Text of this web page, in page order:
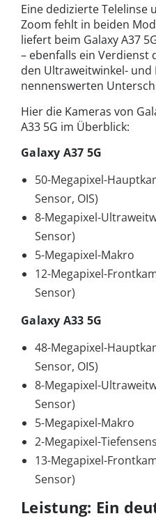
Eine dedizierte
Zoom fehlt in beiden
liefert beim Galaxy A37
– ebenfalls ein Verdienst
den Ultraweitwinkel-
nennenswerten
Hier die Kameras von
A33 5G im Überblick:
Galaxy A37 5G
50-Megapixel-
Sensor, OIS)
8-Megapixel-
Sensor)
5-Megapixel-Makro
12-Megapixel-
Sensor)
Galaxy A33 5G
48-Megapixel-
Sensor, OIS)
8-Megapixel-
Sensor)
5-Megapixel-Makro
2-Megapixel-
13-Megapixel-
Sensor)
Leistung: Ein